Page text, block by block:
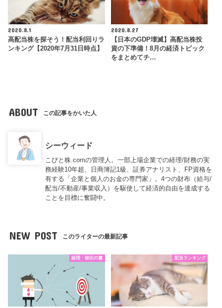
2020.8.1
高配当株を探そう！配当利回りラ
ンキング【2020年7月31日時点】
2020.8.27
【日本のGDP壊滅】高配当株投
資の下準備！8月の経済トピック
をまとめてチ…
ABOUT この記事をかいた人
シーウィード
こびと株.comの管理人。一部上場企業での経理/財務の実
務経験10年超、日商簿記1級、証券アナリスト、FP資格を
有する「企業と個人のお金の専門家」。4つの財布（給与/
配当/不動産/事業収入）を駆使して経済的自由を達成する
ことを目標に奮闘中。
NEW POST このライターの最新記事
経理・秘伝の書 配当ランキング